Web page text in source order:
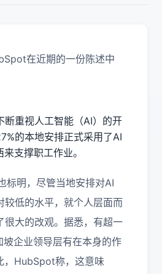
在近期的一份陈述中
断重视人工智能（AI）的开
的本地安排正式采用了AI
支撑职工作业。
标明，尽管当地安排对AI
较低的水平，就个人层面而
很大的改观。据悉，有超一
坡企业领导层有在本身的作
，HubSpot称，这意味